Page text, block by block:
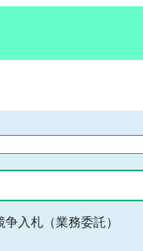
争入札（業務委託）